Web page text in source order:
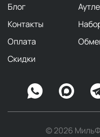
Блог
Контакты
Оплата
Скидки
© 2026